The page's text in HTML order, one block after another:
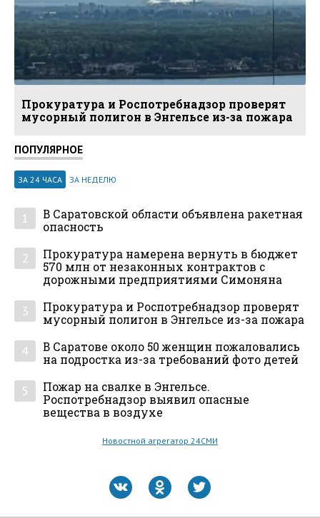
Прокуратура и Роспотребнадзор проверят
мусорный полигон в Энгельсе из-за пожара
ПОПУЛЯРНОЕ
ЗА 24 ЧАСА ЗА НЕДЕЛЮ
1
В Саратовской области объявлена ракетная
опасность
2
Прокуратура намерена вернуть в бюджет
570 млн от незаконных контрактов с
дорожными предприятиями Симоняна
3
Прокуратура и Роспотребнадзор проверят
мусорный полигон в Энгельсе из-за пожара
4
В Саратове около 50 женщин пожаловались
на подростка из-за требований фото детей
5
Пожар на свалке в Энгельсе.
Роспотребнадзор выявил опасные
вещества в воздухе
Новостной агрегатор 24СМИ